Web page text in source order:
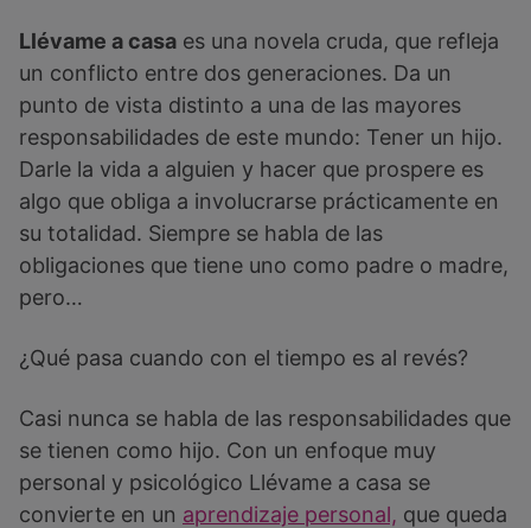
Llévame a casa es una novela cruda, que refleja
un conflicto entre dos generaciones. Da un
punto de vista distinto a una de las mayores
responsabilidades de este mundo: Tener un hijo.
Darle la vida a alguien y hacer que prospere es
algo que obliga a involucrarse prácticamente en
su totalidad. Siempre se habla de las
obligaciones que tiene uno como padre o madre,
pero…
¿Qué pasa cuando con el tiempo es al revés?
Casi nunca se habla de las responsabilidades que
se tienen como hijo. Con un enfoque muy
personal y psicológico Llévame a casa se
convierte en un aprendizaje personal, que queda